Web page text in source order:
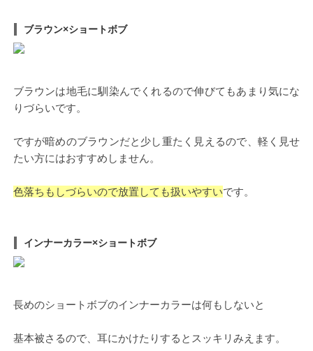
ブラウン×ショートボブ
ブラウンは地毛に馴染んでくれるので伸びてもあまり気にな
りづらいです。
ですが暗めのブラウンだと少し重たく見えるので、軽く見せ
たい方にはおすすめしません。
色落ちもしづらいので放置しても扱いやすいです。
インナーカラー×ショートボブ
長めのショートボブのインナーカラーは何もしないと
基本被さるので、耳にかけたりするとスッキリみえます。